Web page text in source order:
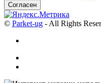
Согласен
© Parket-ug - All Rights